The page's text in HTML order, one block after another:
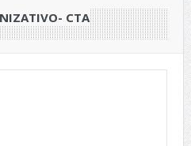
CTA